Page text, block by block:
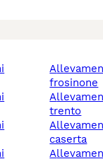
allevamento cani alatri
frosinone
allevamento cani
trento
allevamento cani
caserta
allevamento cani